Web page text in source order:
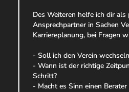
Des Weiteren helfe ich dir als
Ansprechpartner in Sachen
Karriereplanung, bei Fragen
- Soll ich den Verein
- Wann ist der richtige
Schritt?
- Macht es Sinn einen Berater